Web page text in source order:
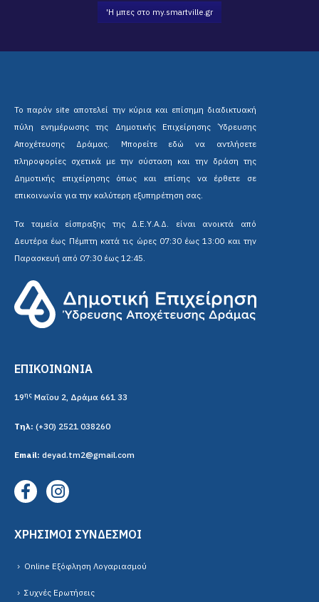
Το παρόν site αποτελεί την κύρια και επίσημη διαδικτυακή
πύλη ενημέρωσης της Δημοτικής Επιχείρησης Ύδρευσης
Αποχέτευσης Δράμας. Μπορείτε εδώ να αντλήσετε
πληροφορίες σχετικά με την σύσταση και την δράση της
Δημοτικής επιχείρησης όπως και επίσης να έρθετε σε
επικοινωνία για την καλύτερη εξυπηρέτηση σας.
Τα ταμεία είσπραξης της Δ.Ε.Υ.Α.Δ. είναι ανοικτά από
Δευτέρα έως Πέμπτη κατά τις ώρες 07:30 έως 13:00 και την
Παρασκευή από 07:30 έως 12:45.
ΕΠΙΚΟΙΝΩΝΙΑ
Μαΐου 2, Δράμα 661 33
ΧΡΗΣΙΜΟΙ ΣΥΝΔΕΣΜΟΙ
Online Εξόφληση Λογαριασμού
Συχνές Ερωτήσεις